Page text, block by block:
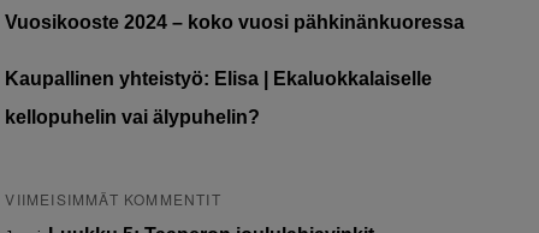
Vuosikooste 2024 – koko vuosi pähkinänkuoressa
Kaupallinen yhteistyö: Elisa | Ekaluokkalaiselle
kellopuhelin vai älypuhelin?
VIIMEISIMMÄT KOMMENTIT